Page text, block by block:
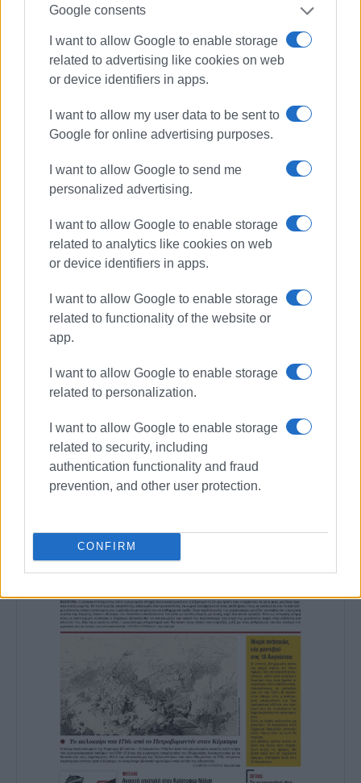
Google consents
I want to allow Google to enable storage
related to advertising like cookies on web
or device identifiers in apps.
I want to allow my user data to be sent to
Google for online advertising purposes.
I want to allow Google to send me
personalized advertising.
I want to allow Google to enable storage
related to analytics like cookies on web
or device identifiers in apps.
I want to allow Google to enable storage
related to functionality of the website or
app.
I want to allow Google to enable storage
related to personalization.
I want to allow Google to enable storage
related to security, including
authentication functionality and fraud
prevention, and other user protection.
CONFIRM
Email:info@conferre.gr
μπορούν να επισκεφτούν την ιστοσελίδα ifne2022.gr
Εμφανίσεις: 137
ΕΛΕΝΗ ΚΟΡΩΝΑΚΗ
1990 σε θέσεις υψηλής ευθύνης. Ειδικεύεται στις
δημόσιες σχέσεις, το ελεύθερο και το
καλλιτεχνικό ρεπορτάζ.
Συνδρομητές στο e-paper